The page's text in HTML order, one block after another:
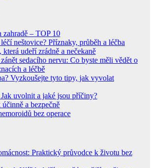
zahradě – TOP 10
neštovice? Příznaky, průběh a léčba
udeří zrádně a nečekaně
sedacího nervu: Co byste měli vědět o
a léčbě
Vyzkoušejte tyto tipy, jak vyvolat
uvolnit a jaké jsou příčiny?
a bezpečně
bez operace
Praktický průvodce k životu bez